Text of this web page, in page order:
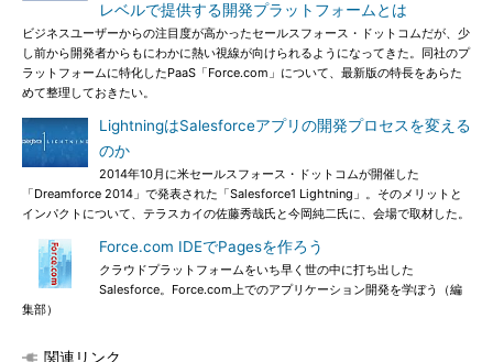
レベルで提供する開発プラットフォームとは
ビジネスユーザーからの注目度が高かったセールスフォース・ドットコムだが、少
し前から開発者からもにわかに熱い視線が向けられるようになってきた。同社のプ
ラットフォームに特化したPaaS「Force.com」について、最新版の特長をあらた
めて整理しておきたい。
LightningはSalesforceアプリの開発プロセスを変える
のか
2014年10月に米セールスフォース・ドットコムが開催した
「Dreamforce 2014」で発表された「Salesforce1 Lightning」。そのメリットと
インパクトについて、テラスカイの佐藤秀哉氏と今岡純二氏に、会場で取材した。
Force.com IDEでPagesを作ろう
クラウドプラットフォームをいち早く世の中に打ち出した
Salesforce。Force.com上でのアプリケーション開発を学ぼう（編
集部）
関連リンク